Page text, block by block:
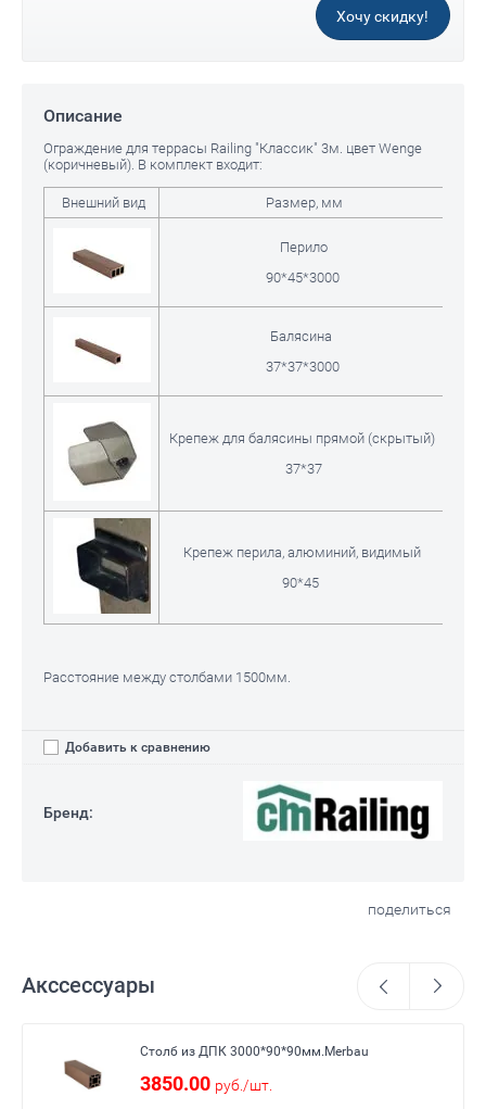
Хочу скидку!
Описание
Ограждение для террасы Railing "Классик" 3м. цвет Wenge
(коричневый). В комплект входит:
Внешний вид Размер, мм
Перило
90*45*3000
Балясина
37*37*3000
Крепеж для балясины прямой (скрытый)
37*37
Крепеж перила, алюминий, видимый
90*45
Расстояние между столбами 1500мм.
Добавить к сравнению
Бренд:
поделиться
Акссессуары
Столб из ДПК 3000*90*90мм.Merbau
3850.00 руб. /шт.